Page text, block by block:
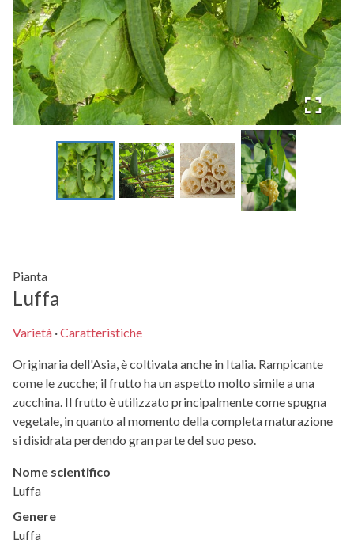
Pianta
Luffa
Varietà ·Caratteristiche
Originaria dell'Asia, è coltivata anche in Italia. Rampicante
come le zucche; il frutto ha un aspetto molto simile a una
zucchina. Il frutto è utilizzato principalmente come spugna
vegetale, in quanto al momento della completa maturazione
si disidrata perdendo gran parte del suo peso.
Nome scientifico
Luffa
Genere
Luffa